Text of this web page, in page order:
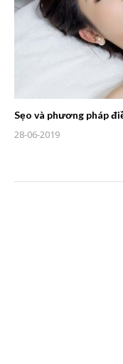
Sẹo và phương pháp
28-06-2019